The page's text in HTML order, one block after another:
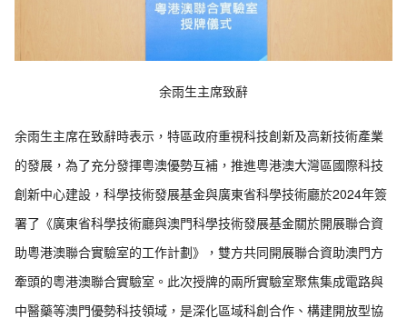
余雨生主席致辭
余雨生主席在致辭時表示，特區政府重視科技創新及高新技術產業
的發展，為了充分發揮粵澳優勢互補，推進粵港澳大灣區國際科技
創新中心建設，科學技術發展基金與廣東省科學技術廳於2024年簽
署了《廣東省科學技術廳與澳門科學技術發展基金關於開展聯合資
助粵港澳聯合實驗室的工作計劃》，雙方共同開展聯合資助澳門方
牽頭的粵港澳聯合實驗室。此次授牌的兩所實驗室聚焦集成電路與
中醫藥等澳門優勢科技領域，是深化區域科創合作、構建開放型協